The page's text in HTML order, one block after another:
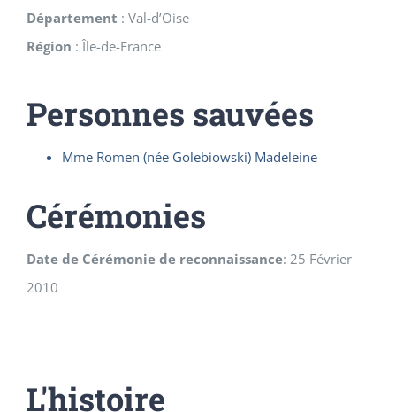
Département : Val-d’Oise
Région : Île-de-France
Personnes sauvées
Mme Romen (née Golebiowski) Madeleine
Cérémonies
Date de Cérémonie de reconnaissance: 25 Février
2010
L'histoire